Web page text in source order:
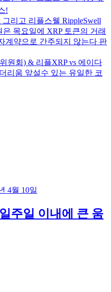
4월 10일
주일 이내에 큰 움